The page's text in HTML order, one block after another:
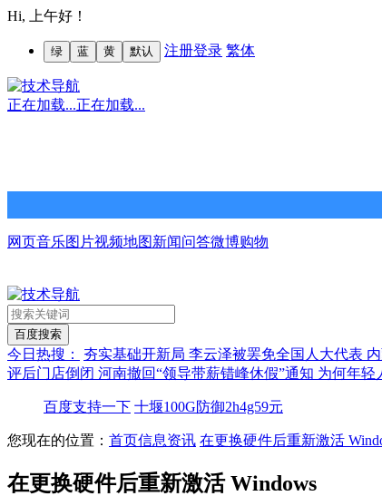
Hi, 上午好！
绿 蓝 黄 默认 注册登录 繁体
正在加载...正在加载...
网页音乐图片视频地图新闻问答微博购物
今日热搜： 夯实基础开新局 李云泽被罢免全国人大代表
评后门店倒闭 河南撤回“领导带薪错峰休假”通知 为何年轻
百度支持一下 十堰100G防御2h4g59元
您现在的位置： 首页信息资讯 在更换硬件后重新激活
在更换硬件后重新激活 Windows